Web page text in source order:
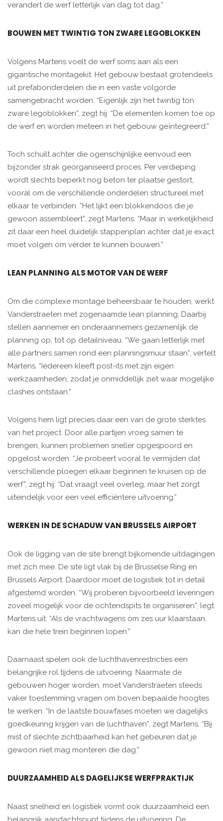
verandert de werf letterlijk van dag tot dag.”
BOUWEN MET TWINTIG TON ZWARE LEGOBLOKKEN
Volgens Martens voelt de werf soms aan als een
gigantische montagekit. Het gebouw bestaat grotendeels
uit prefabonderdelen die in een vaste volgorde
samengebracht worden. “Eigenlijk zijn het twintig ton
zware legoblokken”, zegt hij. “De elementen komen toe op
de werf en worden meteen in het gebouw geïntegreerd.”
Toch schuilt achter die ogenschijnlijke eenvoud een
bijzonder strak georganiseerd proces. Per verdieping
wordt slechts beperkt nog beton ter plaatse gestort,
vooral om de verschillende onderdelen structureel met
elkaar te verbinden. “Het lijkt een blokkendoos die je
gewoon assembleert”, zegt Martens. “Maar in werkelijkheid
zit daar een heel duidelijk stappenplan achter dat je exact
moet volgen om verder te kunnen bouwen.”
LEAN PLANNING ALS MOTOR VAN DE WERF
Om die complexe montage beheersbaar te houden, werkt
Vanderstraeten met zogenaamde lean planning. Daarbij
stellen aannemer en onderaannemers gezamenlijk de
planning op, tot op detailniveau. “We gaan letterlijk met
alle partners samen rond een planningsmuur staan”, vertelt
Martens. “Iedereen kleeft post-its met zijn eigen
werkzaamheden, zodat je onmiddellijk ziet waar mogelijke
clashes ontstaan.”
Volgens hem ligt precies daar een van de grote sterktes
van het project. Door alle partijen vroeg samen te
brengen, kunnen problemen sneller opgespoord en
opgelost worden. “Je probeert vooral te vermijden dat
verschillende ploegen elkaar beginnen te kruisen op de
werf”, zegt hij. “Dat vraagt veel overleg, maar het zorgt
uiteindelijk voor een veel efficiëntere uitvoering.”
WERKEN IN DE SCHADUW VAN BRUSSELS AIRPORT
Ook de ligging van de site brengt bijkomende uitdagingen
met zich mee. De site ligt vlak bij de Brusselse Ring en
Brussels Airport. Daardoor moet de logistiek tot in detail
afgestemd worden. “Wij proberen bijvoorbeeld leveringen
zoveel mogelijk voor de ochtendspits te organiseren”, legt
Martens uit. “Als de vrachtwagens om zes uur klaarstaan,
kan die hele trein beginnen lopen.”
Daarnaast spelen ook de luchthavenrestricties een
belangrijke rol tijdens de uitvoering. Naarmate de
gebouwen hoger worden, moet Vanderstraeten steeds
vaker toestemming vragen om boven bepaalde hoogtes
te werken. “In de laatste bouwfases moeten we dagelijks
goedkeuring krijgen van de luchthaven”, zegt Martens. “Bij
mist of slechte zichtbaarheid kan het gebeuren dat je
gewoon niet mag monteren die dag.”
DUURZAAMHEID ALS DAGELIJKSE WERFPRAKTIJK
Naast snelheid en logistiek vormt ook duurzaamheid een